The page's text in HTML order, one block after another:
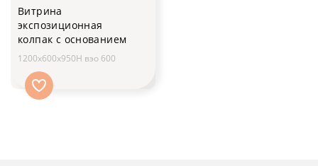
Витрина
экспозиционная
колпак с основанием
1200x600x950H вэо 600